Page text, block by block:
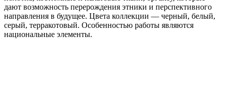
дают возможность перерождения этники и перспективного
направления в будущее. Цвета коллекции — черный, белый,
серый, терракотовый. Особенностью работы являются
национальные элементы.